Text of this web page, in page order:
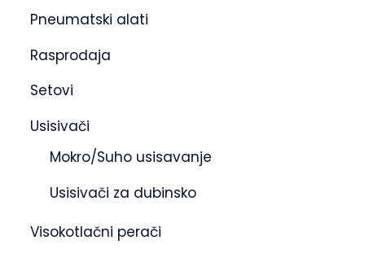
Pneumatski alati
Rasprodaja
Setovi
Usisivači
Mokro/Suho usisavanje
Usisivači za dubinsko
Visokotlačni perači